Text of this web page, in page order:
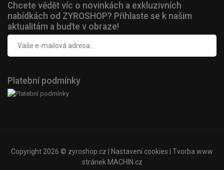
Chcete vědět víc o novinkách a exkluzivních
nabídkách od ZYROSHOP? Přihlaste se k našim
aktualitám a buďte v obraze!
Platební podmínky
Copyright 2026 © zyroshop.cz Nastavení cookies | Tvorba www
stránek MACHIN.cz